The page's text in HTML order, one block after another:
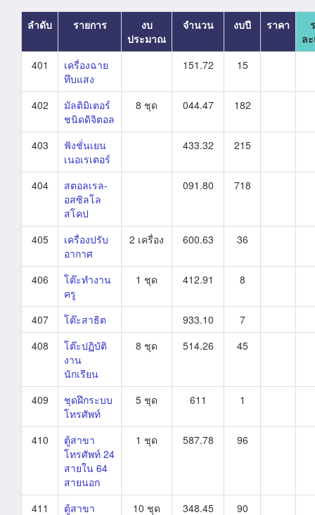
ลำดับ รายการ
งบ
ประมาณ
จำนวน งบปี ราคา
ล
401
เครื่องฉาย
ทึบแสง
151.72 15
402
มัลติมิเตอร์
ชนิดดิจิตอล
8 ชุด 044.47 182
403
ฟังชั่นเยน
เนอเรเตอร์
433.32 215
404
สตอลเรล-
อสซิลโล
สโคป
091.80 718
405
เครื่องปรับ
อากาศ
2 เครื่อง 600.63 36
406
โต๊ะทำงาน
ครู
1 ชุด 412.91 8
407 โต๊ะสาธิต 933.10
7
408
โต๊ะปฏิบัติ
งาน
นักเรียน
8 ชุด 514.26 45
409
ชุดฝึกระบบ
โทรศัพท์
5 ชุด 611 1
410
ตู้สาขา
โทรศัพท์ 24
สายใน 64
สายนอก
1 ชุด 587.78 96
411
ตู้สาขา
10 ชุด 348.45 90